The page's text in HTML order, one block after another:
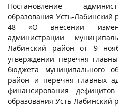
Постановление
образования Усть-
48 «О внесении
администрации
Лабинский район от 9
утверждении перечня
бюджета муниципального
район и перечня главных
финансирования
образования Усть-Лабинский